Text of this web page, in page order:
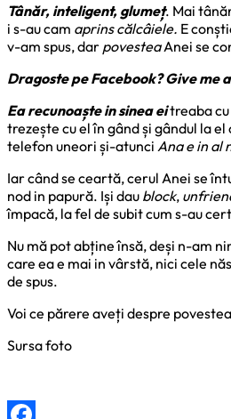
Tânăr, inteligent, glumeț. Mai
i s-au cam aprins călcâiele. E
v-am spus, dar povesteaAnei se
Dragoste pe Facebook? Give me
Ea recunoaște in sinea eitreaba cu
trezește cu el în gând și gândul la
telefon uneori și-atunci Ana e in al
Iar când se ceartă, cerul Anei se
nod in papură. Iși dau block,
împacă, la fel de subit cum s-au
Nu mă pot abține însă, deși n-am
care ea e mai in vârstă, nici cele
de spus.
Voi ce părere aveți despre
Sursa foto